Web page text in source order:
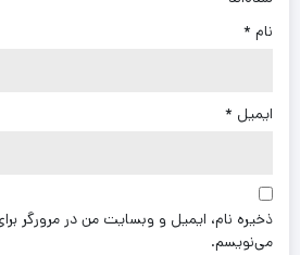
نام *
ایمیل *
ذخیره نام، ایمیل و وبسایت من در مرورگر
می‌نویسم.